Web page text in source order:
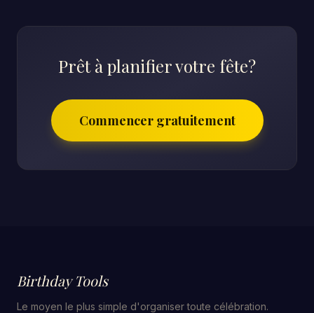
Prêt à planifier votre fête?
Commencer gratuitement
Birthday Tools
Le moyen le plus simple d'organiser toute célébration.